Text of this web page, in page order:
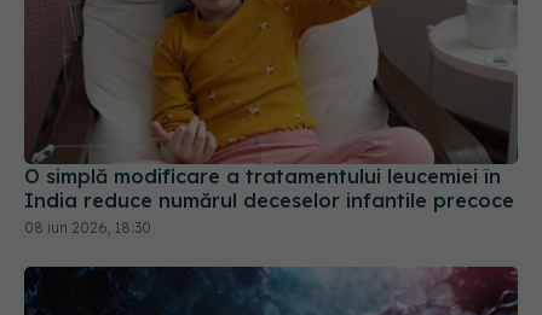
O simplă modificare a tratamentului leucemiei în
India reduce numărul deceselor infantile precoce
08 iun 2026, 18:30